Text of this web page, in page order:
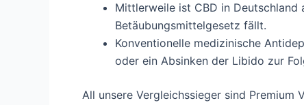
Mittlerweile ist CBD in
Betäubungsmittelgesetz fällt.
Konventionelle medizinische
oder ein Absinken der Libido zur
All unsere Vergleichssieger sind